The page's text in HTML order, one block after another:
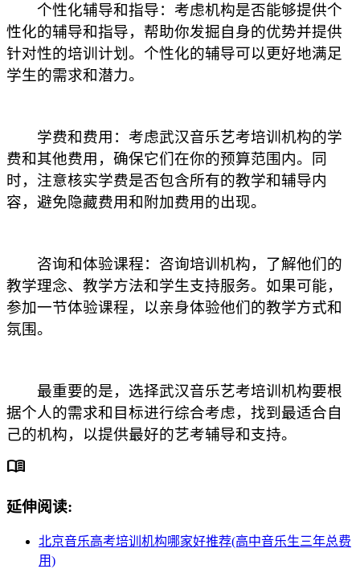
个性化辅导和指导：考虑机构是否能够提供个
性化的辅导和指导，帮助你发掘自身的优势并提供
针对性的培训计划。个性化的辅导可以更好地满足
学生的需求和潜力。
学费和费用：考虑武汉音乐艺考培训机构的学
费和其他费用，确保它们在你的预算范围内。同
时，注意核实学费是否包含所有的教学和辅导内
容，避免隐藏费用和附加费用的出现。
咨询和体验课程：咨询培训机构，了解他们的
教学理念、教学方法和学生支持服务。如果可能，
参加一节体验课程，以亲身体验他们的教学方式和
氛围。
最重要的是，选择武汉音乐艺考培训机构要根
据个人的需求和目标进行综合考虑，找到最适合自
己的机构，以提供最好的艺考辅导和支持。
menu_book
延伸阅读:
北京音乐高考培训机构哪家好推荐(高中音乐生三年总费
用)